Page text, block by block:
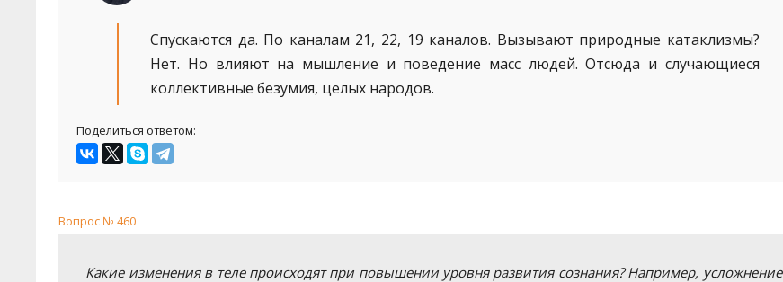
Спускаются да. По каналам 21, 22, 19 каналов. Вызывают природные катаклизмы?
Нет. Но влияют на мышление и поведение масс людей. Отсюда и случающиеся
коллективные безумия, целых народов.
Поделиться ответом:
Вопрос № 460
Какие изменения в теле происходят при повышении уровня развития сознания? Например, усложнение